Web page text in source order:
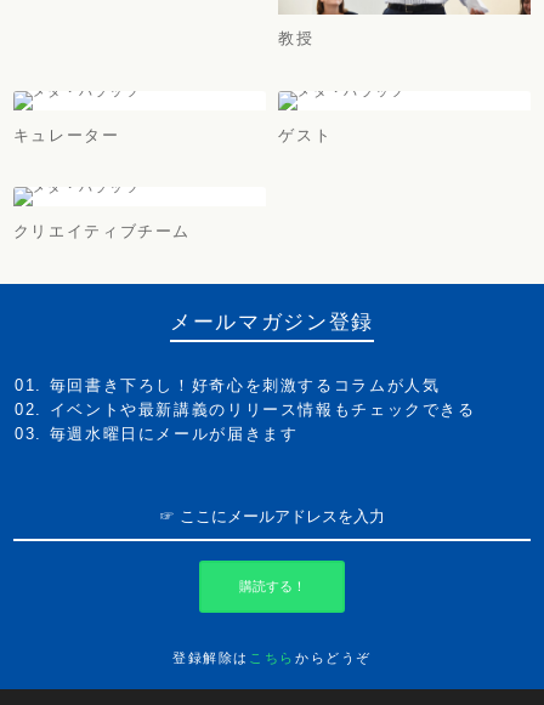
教授
キュレーター ゲスト
クリエイティブチーム
メールマガジン登録
毎回書き下ろし！好奇心を刺激するコラムが人気
イベントや最新講義のリリース情報もチェックできる
毎週水曜日にメールが届きます
購読する！
登録解除は こちら からどうぞ